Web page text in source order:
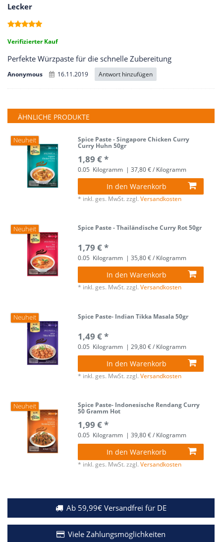
Lecker
Verifizierter Kauf
Perfekte Würzpaste für die schnelle Zubereitung
Anonymous 16.11.2019 Antwort hinzufügen
ÄHNLICHE PRODUKTE
Neuheit Spice Paste - Singapore Chicken Curry
Curry Huhn 50gr
1,89 € *
0.05 Kilogramm | 37,80 € / Kilogramm
In den Warenkorb
* inkl. ges. MwSt. zzgl.Versandkosten
Neuheit Spice Paste - Thailändische Curry Rot 50gr
1,79 € *
0.05 Kilogramm | 35,80 € / Kilogramm
In den Warenkorb
* inkl. ges. MwSt. zzgl.Versandkosten
Neuheit Spice Paste- Indian Tikka Masala 50gr
1,49 € *
0.05 Kilogramm | 29,80 € / Kilogramm
In den Warenkorb
* inkl. ges. MwSt. zzgl.Versandkosten
Neuheit Spice Paste- Indonesische Rendang Curry
50 Gramm Hot
1,99 € *
0.05 Kilogramm | 39,80 € / Kilogramm
In den Warenkorb
* inkl. ges. MwSt. zzgl.Versandkosten
Ab 59,99€ Versandfrei für DE
Viele Zahlungsmöglichkeiten